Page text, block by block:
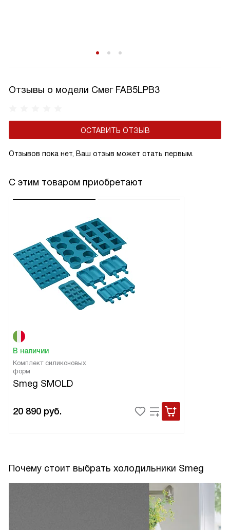
Отзывы о модели Смег FAB5LPB3
ОСТАВИТЬ ОТЗЫВ
Отзывов пока нет, Ваш отзыв может стать первым.
С этим товаром приобретают
В наличии
Комплект силиконовых
форм
Smeg SMOLD
20 890 руб.
Почему стоит выбрать холодильники Smeg